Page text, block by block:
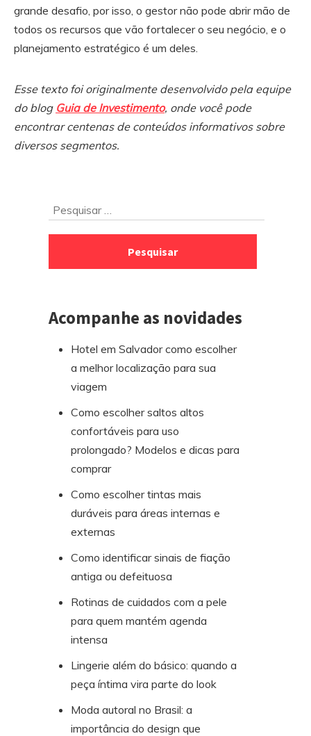
grande desafio, por isso, o gestor não pode abrir mão de
todos os recursos que vão fortalecer o seu negócio, e o
planejamento estratégico é um deles.
Esse texto foi originalmente desenvolvido pela equipe
do blog Guia de Investimento, onde você pode
encontrar centenas de conteúdos informativos sobre
diversos segmentos.
Pesquisar
Acompanhe as novidades
Hotel em Salvador como escolher
a melhor localização para sua
viagem
Como escolher saltos altos
confortáveis para uso
prolongado? Modelos e dicas para
comprar
Como escolher tintas mais
duráveis para áreas internas e
externas
Como identificar sinais de fiação
antiga ou defeituosa
Rotinas de cuidados com a pele
para quem mantém agenda
intensa
Lingerie além do básico: quando a
peça íntima vira parte do look
Moda autoral no Brasil: a
importância do design que